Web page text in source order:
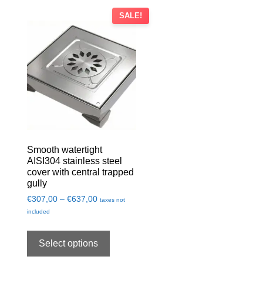
SALE!
Smooth watertight
AISI304 stainless steel
cover with central trapped
gully
€307,00 – €637,00 taxes not
included
Select options